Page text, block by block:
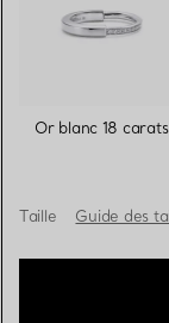
Or blanc 18 carats
Taille Guide des